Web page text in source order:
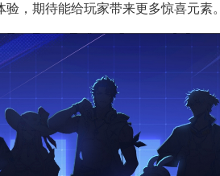
，期待能给玩家带来更多惊喜元素。